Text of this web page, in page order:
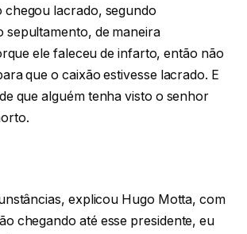
lacrado, segundo
sepultamento, de maneira
ele faleceu de infarto, então não
que o caixão estivesse lacrado. E
que alguém tenha visto o senhor
explicou Hugo Motta, com
chegando até esse presidente, eu